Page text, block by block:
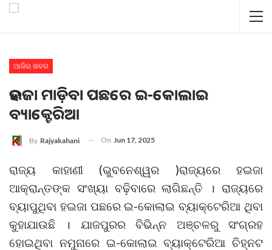
ଆଜିର ଖବର
ହଇଜା ମାଡ଼ିବା ପଛରେ ଇ-କୋଲାଇ
ବ୍ୟାକ୍ଟେରିଆ
By Rajyakahani On Jun 17, 2025
ରାଜ୍ୟ କାହାଣୀ (ଭୁବନେଶ୍ୱର )ରାଜ୍ୟରେ ହଇଜା
ଆକ୍ରାନ୍ତଙ୍କ ସଂଖ୍ୟା ବଢ଼ିବାରେ ଲାଗିଛନ୍ତି । ରାଜ୍ୟରେ
ବ୍ୟାପୁଥିବା ହଇଜା ପଛରେ ଇ-କୋଲାଇ ବ୍ୟାକ୍ଟେରିଆ ଥିବା
କୁହାଯାଉଛି । ଯାଜପୁରର ବିଭିନ୍ନ ଅଞ୍ଚଳରୁ ସଂଗ୍ରହ
ହୋଇଥିବା ନମୁନାରେ ଇ-କୋଲାଇ ବ୍ୟାକ୍ଟେରିଆ ଚିହ୍ନଟ